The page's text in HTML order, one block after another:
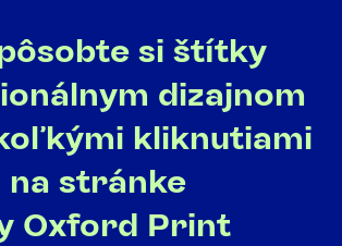
si štítky
dizajnom
kliknutiami
na stránke
Oxford Print